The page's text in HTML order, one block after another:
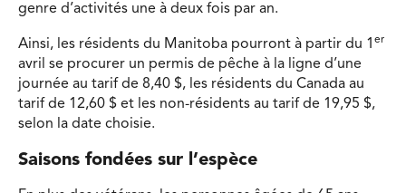
genre d’activités une à deux fois par an.
Ainsi, les résidents du Manitoba pourront à partir du 1 er
avril se procurer un permis de pêche à la ligne d’une
journée au tarif de 8,40 $, les résidents du Canada au
tarif de 12,60 $ et les non-résidents au tarif de 19,95 $,
selon la date choisie.
Saisons fondées sur l’espèce